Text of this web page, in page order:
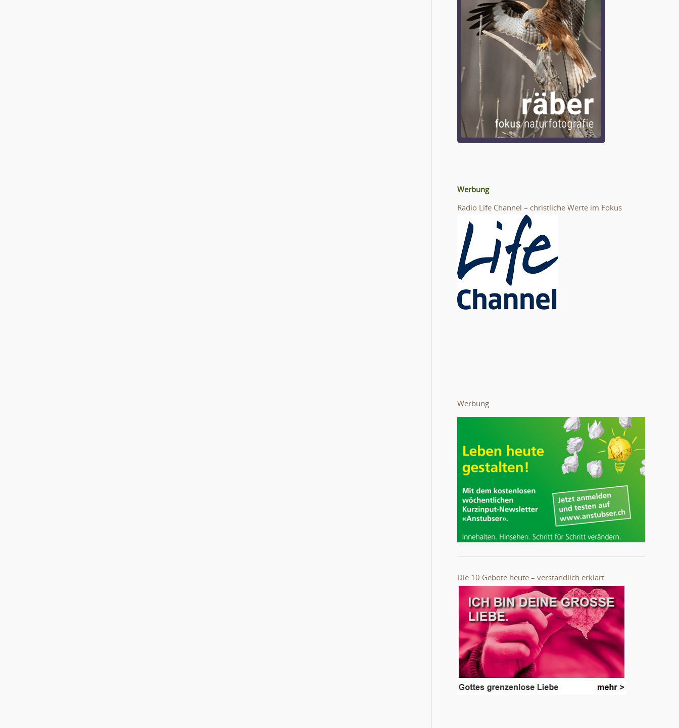
Werbung
Radio Life Channel – christliche Werte im Fokus
Werbung
Die 10 Gebote heute – verständlich erklärt